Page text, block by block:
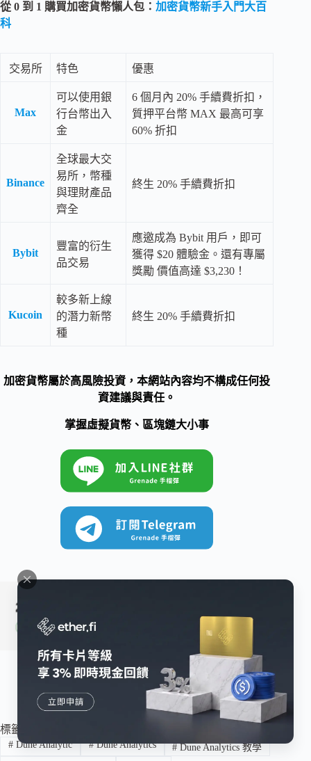
從 0 到 1 購買加密貨幣懶人包： 加密貨幣新手入門大百
科
交易所 特色 優惠
Max
可以使用銀
行台幣出入
金
6 個月內 20% 手續費折扣，
質押平台幣 MAX 最高可享
60% 折扣
Binance
全球最大交
易所，幣種
與理財產品
齊全
終生 20% 手續費折扣
Bybit
豐富的衍生
品交易
應邀成為 Bybit 用戶，即可
獲得 $20 體驗金。還有專屬
獎勵 價值高達 $3,230！
Kucoin
較多新上線
的潛力新幣
種
終生 20% 手續費折扣
加密貨幣屬於高風險投資，本網站內容均不構成任何投
資建議與責任。
掌握虛擬貨幣、區塊鏈大小事
標籤
#Dune Analytic #Dune Analytics # Dune Analytics 教學